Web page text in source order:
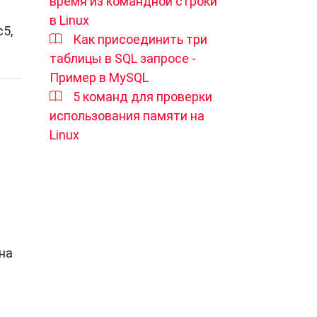
в Linux
Как присоединить три
таблицы в SQL запросе -
Пример в MySQL
5 команд для проверки
использования памяти на
Linux